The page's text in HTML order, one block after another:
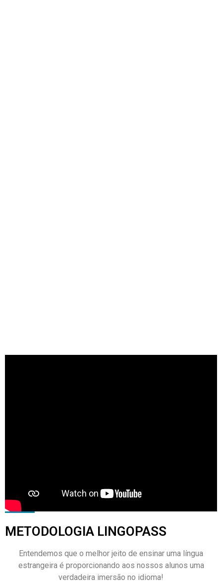
METODOLOGIA LINGOPASS
Entendemos que o melhor jeito de ensinar uma língua
estrangeira é proporcionando aos nossos alunos uma
verdadeira imersão no idioma!